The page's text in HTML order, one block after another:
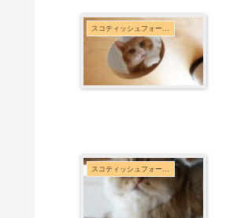
スコティッシュフォールド